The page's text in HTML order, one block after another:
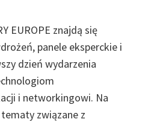
EUROPE znajdą się
panele eksperckie i
dzień wydarzenia
i networkingowi. Na
tematy związane z